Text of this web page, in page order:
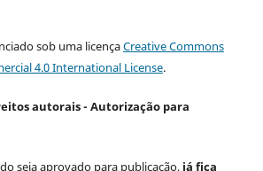
sob uma licençaCreative Commons
4.0 International License.
autorais - Autorização para
seja aprovado para publicação, já fica